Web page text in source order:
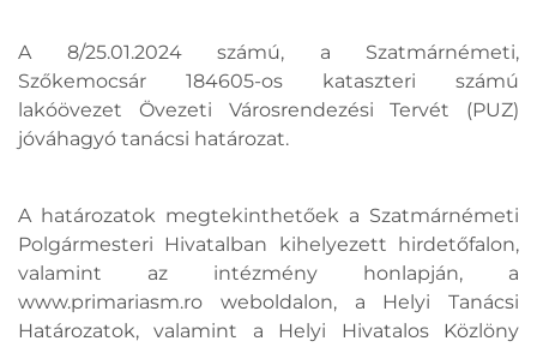
A 8/25.01.2024 számú, a Szatmárnémeti,
Szőkemocsár 184605-os kataszteri számú
lakóövezet Övezeti Városrendezési Tervét (PUZ)
jóváhagyó tanácsi határozat.
A határozatok megtekinthetőek a Szatmárnémeti
Polgármesteri Hivatalban kihelyezett hirdetőfalon,
valamint az intézmény honlapján, a
www.primariasm.ro weboldalon, a Helyi Tanácsi
Határozatok, valamint a Helyi Hivatalos Közlöny